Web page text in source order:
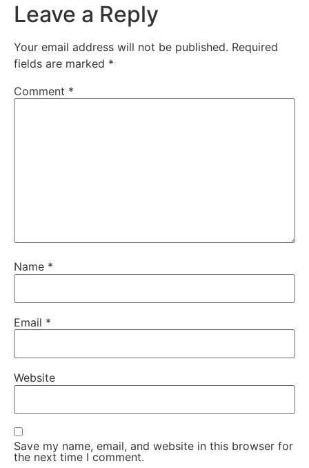
Leave a Reply
Your email address will not be published. Required
fields are marked *
Comment *
Name *
Email *
Website
Save my name, email, and website in this browser for
the next time I comment.